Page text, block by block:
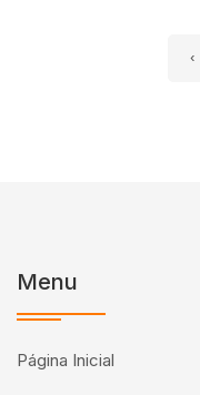
‹
Menu
Página Inicial